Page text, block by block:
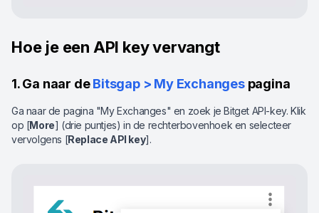
Hoe je een API key vervangt
1. Ga naar deBitsgap > My Exchangespagina
Ga naar de pagina "My Exchanges" en zoek je Bitget API-key. Klik
op [More] (drie puntjes) in de rechterbovenhoek en selecteer
vervolgens [Replace API key].